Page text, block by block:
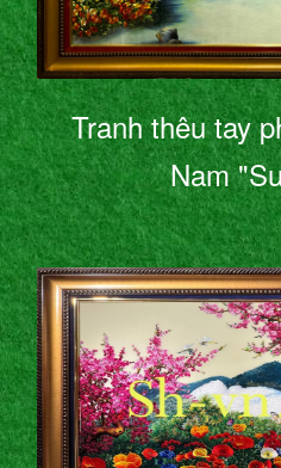
Tranh thêu tay
Nam